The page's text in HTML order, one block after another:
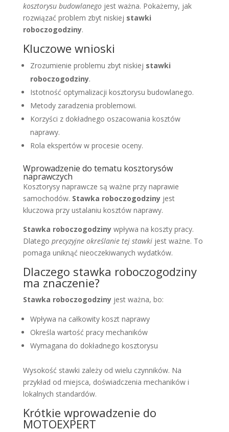
kosztorysu budowlanegojest ważna. Pokażemy, jak
rozwiązać problem zbyt niskiej stawki
roboczogodziny.
Kluczowe wnioski
Zrozumienie problemu zbyt niskiej stawki
roboczogodziny.
Istotność optymalizacji kosztorysu budowlanego.
Metody zaradzenia problemowi.
Korzyści z dokładnego oszacowania kosztów
naprawy.
Rola ekspertów w procesie oceny.
Wprowadzenie do tematu kosztorysów
naprawczych
Kosztorysy naprawcze są ważne przy naprawie
samochodów. Stawka roboczogodzinyjest
kluczowa przy ustalaniu kosztów naprawy.
Stawka roboczogodzinywpływa na koszty pracy.
Dlatego precyzyjne określanie tej stawkijest ważne. To
pomaga uniknąć nieoczekiwanych wydatków.
Dlaczego stawka roboczogodziny
ma znaczenie?
Stawka roboczogodzinyjest ważna, bo:
Wpływa na całkowity koszt naprawy
Określa wartość pracy mechaników
Wymagana do dokładnego kosztorysu
Wysokość stawki zależy od wielu czynników. Na
przykład od miejsca, doświadczenia mechaników i
lokalnych standardów.
Krótkie wprowadzenie do
MOTOEXPERT